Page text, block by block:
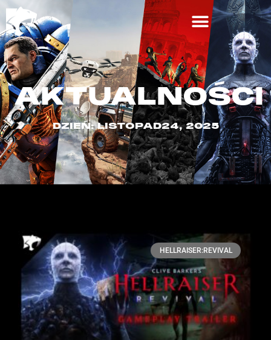
AKTUALNOŚCI
DZIEŃ: LISTOPAD24, 2025
HELLRAISER:REVIVAL